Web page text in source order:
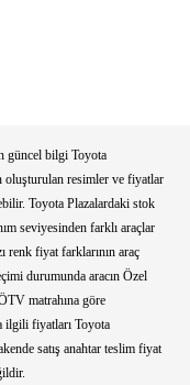
güncel bilgi Toyota
oluşturulan resimler ve fiyatlar
Toyota Plazalardaki stok
seviyesinden farklı araçlar
fiyat farklarının araç
durumunda aracın Özel
matrahına göre
ilgili fiyatları Toyota
satış anahtar teslim fiyat